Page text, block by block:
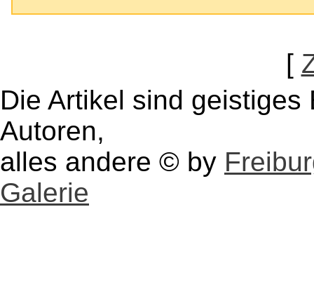
[
Die Artikel sind
Autoren,
alles andere © by
Galerie